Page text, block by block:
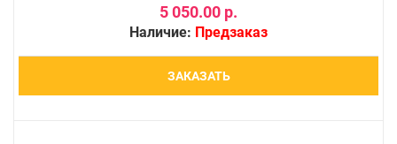
5 050.00 р.
Наличие: Предзаказ
ЗАКАЗАТЬ